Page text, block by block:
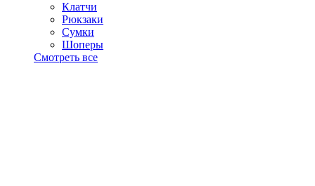
Клатчи
Рюкзаки
Сумки
Шоперы
Смотреть все